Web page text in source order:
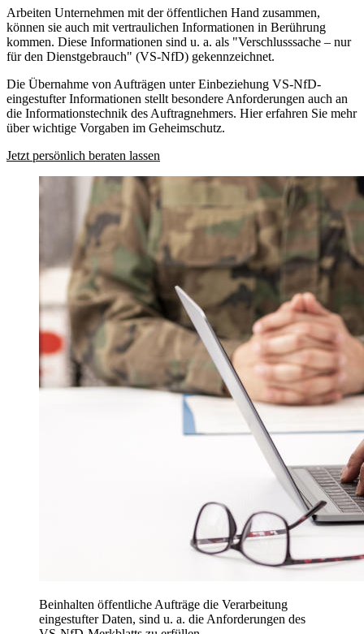
Arbeiten Unternehmen mit der öffentlichen Hand zusammen,
können sie auch mit vertraulichen Informationen in Berührung
kommen. Diese Informationen sind u. a. als "Verschlusssache – nur
für den Dienstgebrauch" (VS-NfD) gekennzeichnet.
Die Übernahme von Aufträgen unter Einbeziehung VS-NfD-
eingestufter Informationen stellt besondere Anforderungen auch an
die Informationstechnik des Auftragnehmers. Hier erfahren Sie mehr
über wichtige Vorgaben im Geheimschutz.
Jetzt persönlich beraten lassen
Beinhalten öffentliche Aufträge die Verarbeitung
eingestufter Daten, sind u. a. die Anforderungen des